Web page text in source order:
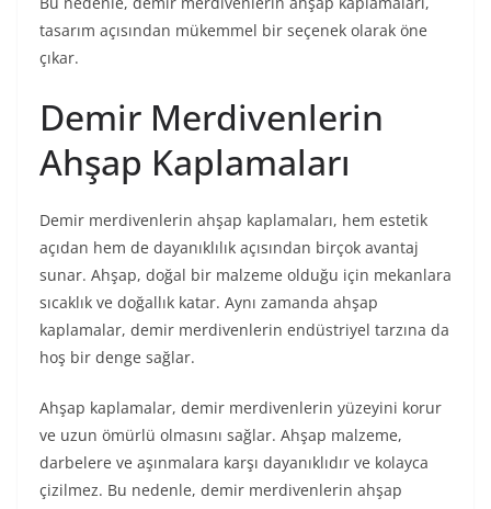
tasarım açısından mükemmel bir seçenek olarak öne
çıkar.
Demir Merdivenlerin
Ahşap Kaplamaları
Demir merdivenlerin ahşap kaplamaları, hem estetik
açıdan hem de dayanıklılık açısından birçok avantaj
sunar. Ahşap, doğal bir malzeme olduğu için mekanlara
sıcaklık ve doğallık katar. Aynı zamanda ahşap
kaplamalar, demir merdivenlerin endüstriyel tarzına da
hoş bir denge sağlar.
Ahşap kaplamalar, demir merdivenlerin yüzeyini korur
ve uzun ömürlü olmasını sağlar. Ahşap malzeme,
darbelere ve aşınmalara karşı dayanıklıdır ve kolayca
çizilmez. Bu nedenle, demir merdivenlerin ahşap